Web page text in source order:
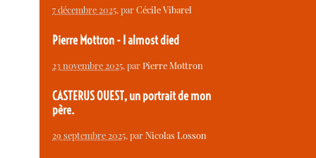
7 décembre 2025, parCécile Vibarel
Pierre Mottron - I almost died
23 novembre 2025, parPierre Mottron
CASTERUS OUEST, un portrait de mon
père.
29 septembre 2025, parNicolas Losson